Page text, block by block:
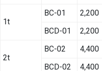
1t
BC-01 2,200
BCD-01
2,200
2t
BC-02 4,400
BCD-02
4,400